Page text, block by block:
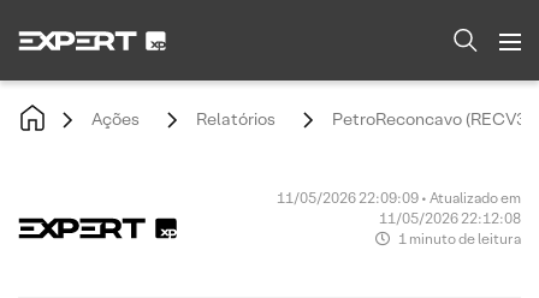
Ações Relatórios PetroReconcavo
11/05/2026 22:09:09 • Atualizado em
11/05/2026 22:12:08
1 minuto de leitura